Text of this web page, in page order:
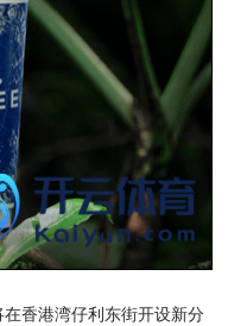
香港湾仔利东街开设新分